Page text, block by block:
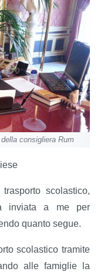
consigliera Rum
scolastico,
inviata a me per
quanto segue.
scolastico tramite
alle famiglie la